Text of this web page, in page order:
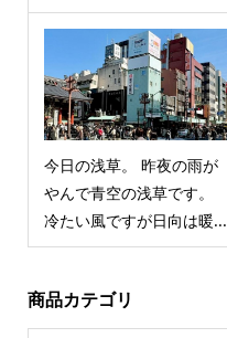
今日の浅草。 昨夜の雨が
やんで青空の浅草です。
冷たい風ですが日向は暖...
商品カテゴリ